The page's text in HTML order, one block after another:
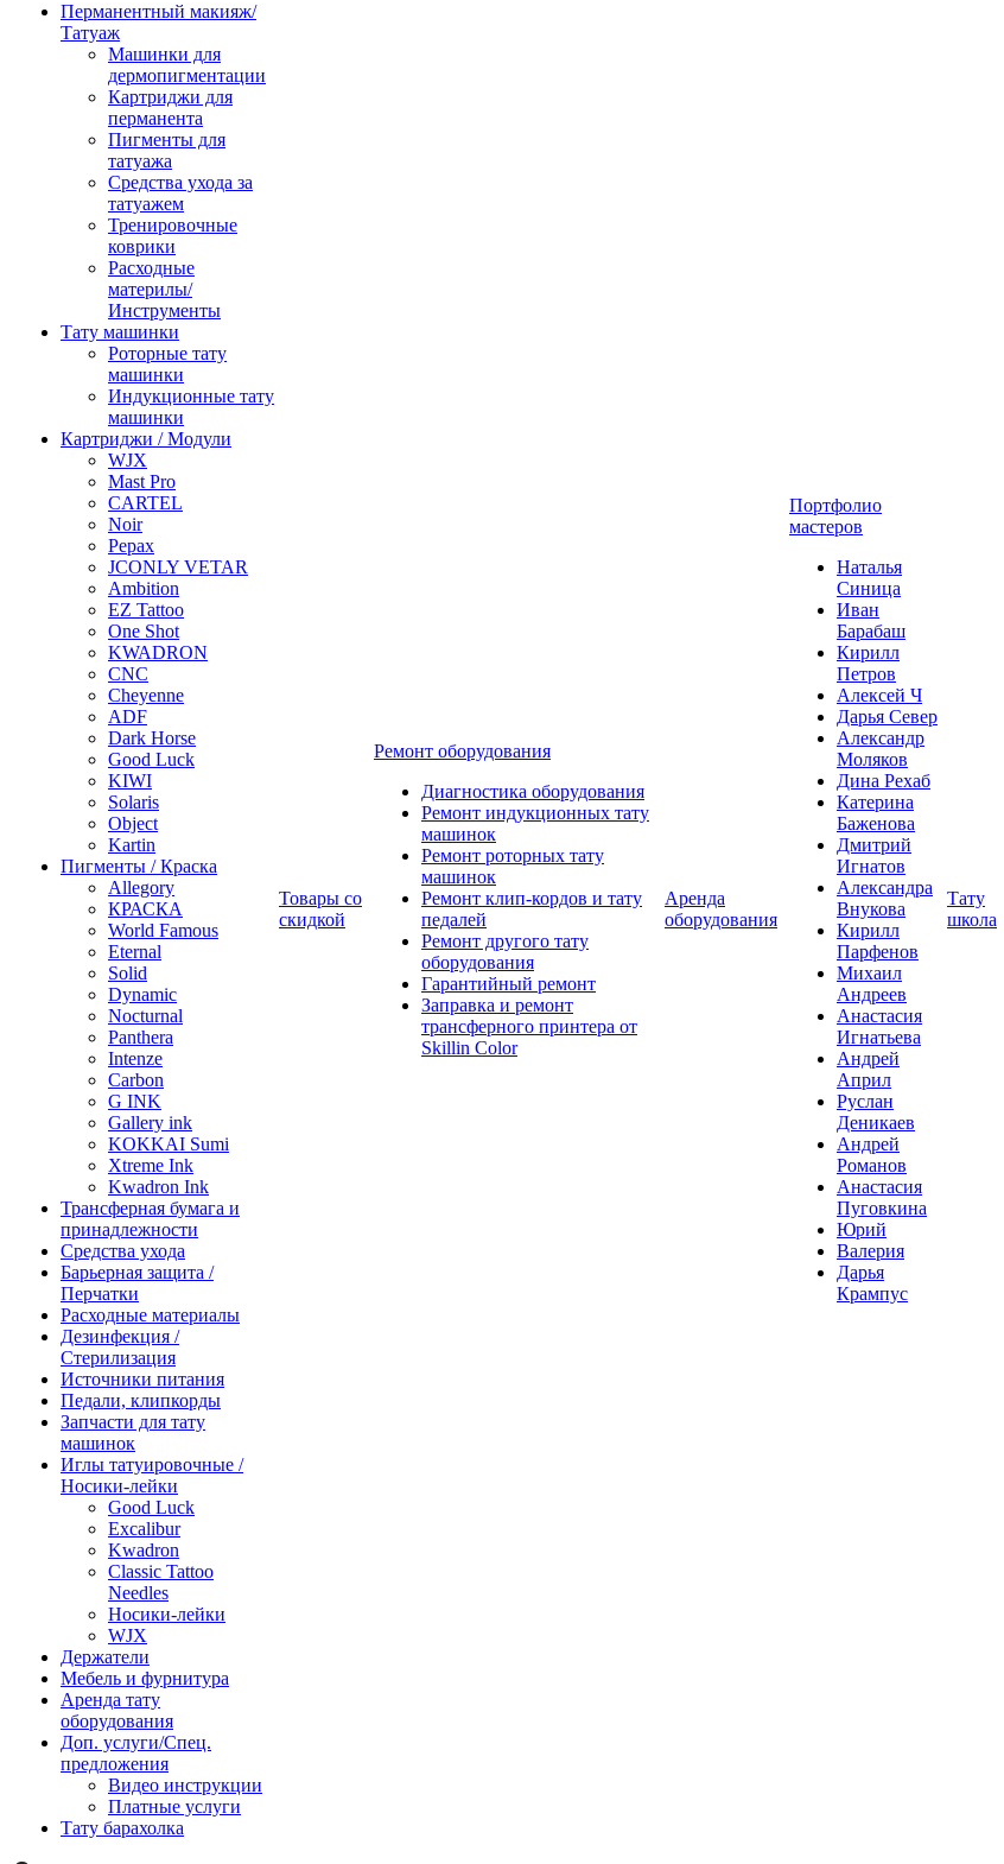
Перманентный макияж/
Татуаж
Машинки для
дермопигментации
Картриджи для
перманента
Пигменты для
татуажа
Средства ухода за
татуажем
Тренировочные
коврики
Расходные
материлы/
Инструменты
Тату машинки
Роторные тату
машинки
Индукционные тату
машинки
Картриджи / Модули
WJX
Mast Pro
CARTEL
Noir
Pepax
JCONLY VETAR
Ambition
EZ Tattoo
One Shot
KWADRON
CNC
Cheyenne
ADF
Dark Horse
Good Luck
KIWI
Solaris
Object
Kartin
Пигменты / Краска
Allegory
КРАСКА
World Famous
Eternal
Solid
Dynamic
Nocturnal
Panthera
Intenze
Carbon
G INK
Gallery ink
KOKKAI Sumi
Xtreme Ink
Kwadron Ink
Трансферная бумага и
принадлежности
Средства ухода
Барьерная защита /
Перчатки
Расходные материалы
Дезинфекция /
Стерилизация
Источники питания
Педали, клипкорды
Запчасти для тату
машинок
Иглы татуировочные /
Носики-лейки
Good Luck
Excalibur
Kwadron
Classic Tattoo
Needles
Носики-лейки
WJX
Держатели
Мебель и фурнитура
Аренда тату
оборудования
Доп. услуги/Спец.
предложения
Видео инструкции
Платные услуги
Тату барахолка
Товары со
скидкой
Ремонт оборудования
Диагностика оборудования
Ремонт индукционных тату
машинок
Ремонт роторных тату
машинок
Ремонт клип-кордов и тату
педалей
Ремонт другого тату
оборудования
Гарантийный ремонт
Заправка и ремонт
трансферного принтера от
Skillin Color
Аренда
оборудования
Портфолио
мастеров
Наталья
Синица
Иван
Барабаш
Кирилл
Петров
Алексей Ч
Дарья Север
Александр
Моляков
Дина Рехаб
Катерина
Баженова
Дмитрий
Игнатов
Александра
Внукова
Кирилл
Парфенов
Михаил
Андреев
Анастасия
Игнатьева
Андрей
Април
Руслан
Деникаев
Андрей
Романов
Анастасия
Пуговкина
Юрий
Валерия
Дарья
Крампус
Тату
школа